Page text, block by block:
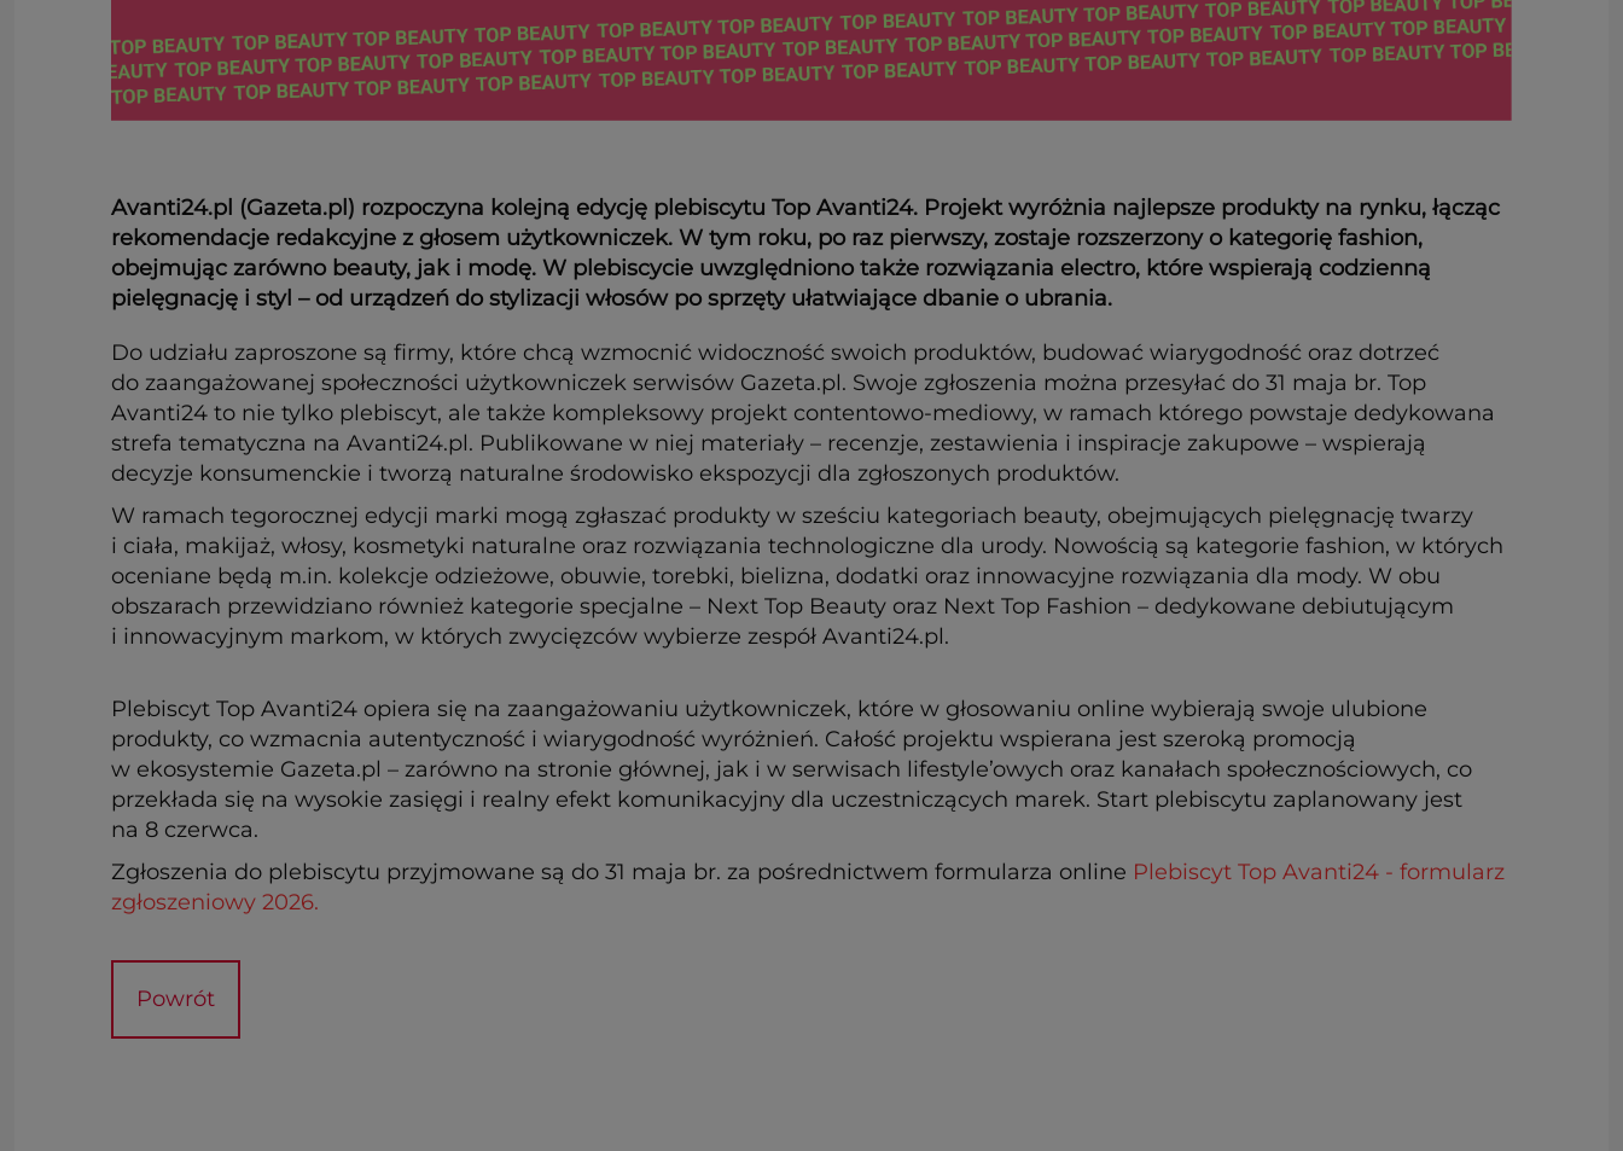
Avanti24.pl (Gazeta.pl) rozpoczyna kolejną edycję plebiscytu Top Avanti24. Projekt wyróżnia najlepsze produkty na rynku, łącząc
rekomendacje redakcyjne z głosem użytkowniczek. W tym roku, po raz pierwszy, zostaje rozszerzony o kategorię fashion,
obejmując zarówno beauty, jak i modę. W plebiscycie uwzględniono także rozwiązania electro, które wspierają codzienną
pielęgnację i styl – od urządzeń do stylizacji włosów po sprzęty ułatwiające dbanie o ubrania.
Do udziału zaproszone są firmy, które chcą wzmocnić widoczność swoich produktów, budować wiarygodność oraz dotrzeć
do zaangażowanej społeczności użytkowniczek serwisów Gazeta.pl. Swoje zgłoszenia można przesyłać do 31 maja br. Top
Avanti24 to nie tylko plebiscyt, ale także kompleksowy projekt contentowo-mediowy, w ramach którego powstaje dedykowana
strefa tematyczna na Avanti24.pl. Publikowane w niej materiały – recenzje, zestawienia i inspiracje zakupowe – wspierają
decyzje konsumenckie i tworzą naturalne środowisko ekspozycji dla zgłoszonych produktów.
W ramach tegorocznej edycji marki mogą zgłaszać produkty w sześciu kategoriach beauty, obejmujących pielęgnację twarzy
i ciała, makijaż, włosy, kosmetyki naturalne oraz rozwiązania technologiczne dla urody. Nowością są kategorie fashion, w których
oceniane będą m.in. kolekcje odzieżowe, obuwie, torebki, bielizna, dodatki oraz innowacyjne rozwiązania dla mody. W obu
obszarach przewidziano również kategorie specjalne – Next Top Beauty oraz Next Top Fashion – dedykowane debiutującym
i innowacyjnym markom, w których zwycięzców wybierze zespół Avanti24.pl.
Plebiscyt Top Avanti24 opiera się na zaangażowaniu użytkowniczek, które w głosowaniu online wybierają swoje ulubione
produkty, co wzmacnia autentyczność i wiarygodność wyróżnień. Całość projektu wspierana jest szeroką promocją
w ekosystemie Gazeta.pl – zarówno na stronie głównej, jak i w serwisach lifestyle’owych oraz kanałach społecznościowych, co
przekłada się na wysokie zasięgi i realny efekt komunikacyjny dla uczestniczących marek. Start plebiscytu zaplanowany jest
na 8 czerwca.
Zgłoszenia do plebiscytu przyjmowane są do 31 maja br. za pośrednictwem formularza online Plebiscyt Top Avanti24 - formularz
zgłoszeniowy 2026.
Powrót